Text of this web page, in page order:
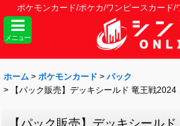
ポケモンカード/ポケカ/ワンピースカー
メニュー
ホーム > ポケモンカード > パック
>
【パック販売】デッキシールド 竜王戦2024